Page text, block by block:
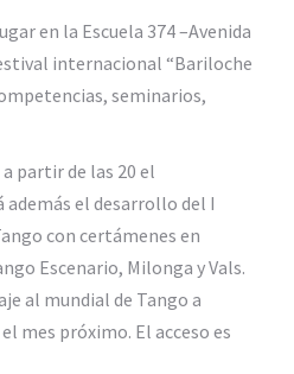
en la Escuela 374 –Avenida
internacional “Bariloche
seminarios,
partir de las 20 el
el desarrollo del I
con certámenes en
Escenario, Milonga y Vals.
al mundial de Tango a
mes próximo. El acceso es